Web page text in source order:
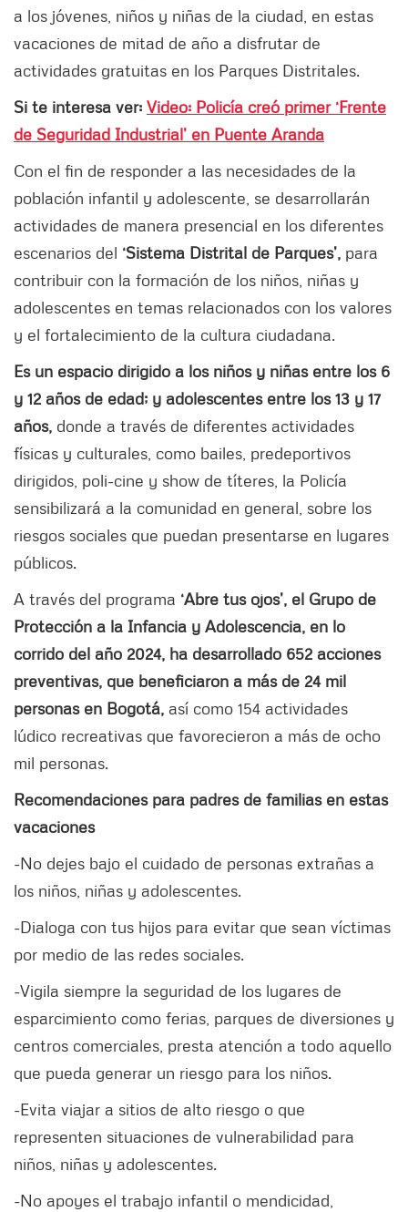
a los jóvenes, niños y niñas de la ciudad, en estas
vacaciones de mitad de año a disfrutar de
actividades gratuitas en los Parques Distritales.
Si te interesa ver: Video: Policía creó primer ‘Frente
de Seguridad Industrial’ en Puente Aranda
Con el fin de responder a las necesidades de la
población infantil y adolescente, se desarrollarán
actividades de manera presencial en los diferentes
escenarios del ‘Sistema Distrital de Parques’, para
contribuir con la formación de los niños, niñas y
adolescentes en temas relacionados con los valores
y el fortalecimiento de la cultura ciudadana.
Es un espacio dirigido a los niños y niñas entre los 6
y 12 años de edad; y adolescentes entre los 13 y 17
años, donde a través de diferentes actividades
físicas y culturales, como bailes, predeportivos
dirigidos, poli-cine y show de títeres, la Policía
sensibilizará a la comunidad en general, sobre los
riesgos sociales que puedan presentarse en lugares
públicos.
A través del programa ‘Abre tus ojos’, el Grupo de
Protección a la Infancia y Adolescencia, en lo
corrido del año 2024, ha desarrollado 652 acciones
preventivas, que beneficiaron a más de 24 mil
personas en Bogotá, así como 154 actividades
lúdico recreativas que favorecieron a más de ocho
mil personas.
Recomendaciones para padres de familias en estas
vacaciones
-No dejes bajo el cuidado de personas extrañas a
los niños, niñas y adolescentes.
-Dialoga con tus hijos para evitar que sean víctimas
por medio de las redes sociales.
-Vigila siempre la seguridad de los lugares de
esparcimiento como ferias, parques de diversiones y
centros comerciales, presta atención a todo aquello
que pueda generar un riesgo para los niños.
-Evita viajar a sitios de alto riesgo o que
representen situaciones de vulnerabilidad para
niños, niñas y adolescentes.
-No apoyes el trabajo infantil o mendicidad,